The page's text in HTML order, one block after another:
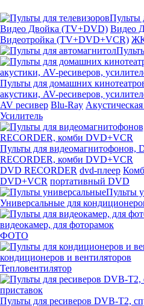
Пульты
Видео Двойка (TV+DVD) Видео
Видеотройка (TV+DVD+VCR)
Пульты для домашних
акустики, AV-ресиверов,
AV ресивер Blu-Ray
Усилитель
Пульты для видеомагнитофонов,
RECORDER, комби DVD+VCR
DVD RECORDER dvd-плеер
DVD+VCR портативный DVD
Пульты
Универсальные для
видеокамер, для фоторамок
ФОТО
кондиционеров и вентиляторов
Тепловентилятор
Пульты для ресиверов DVB-T2,